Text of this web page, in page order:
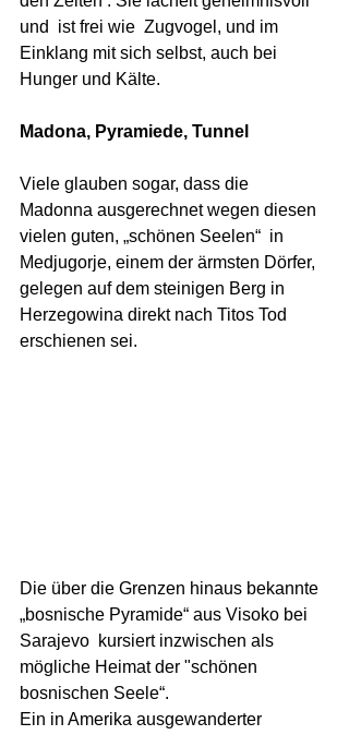
und  ist frei wie  Zugvogel, und im
Einklang mit sich selbst, auch bei
Hunger und Kälte.
Madona, Pyramiede, Tunnel
Viele glauben sogar, dass die
Madonna ausgerechnet wegen diesen
vielen guten, „schönen Seelen“  in
Medjugorje, einem der ärmsten Dörfer,
gelegen auf dem steinigen Berg in
Herzegowina direkt nach Titos Tod
erschienen sei.
Die über die Grenzen hinaus bekannte
„bosnische Pyramide“ aus Visoko bei
Sarajevo  kursiert inzwischen als
mögliche Heimat der "schönen
bosnischen Seele“.
Ein in Amerika ausgewanderter